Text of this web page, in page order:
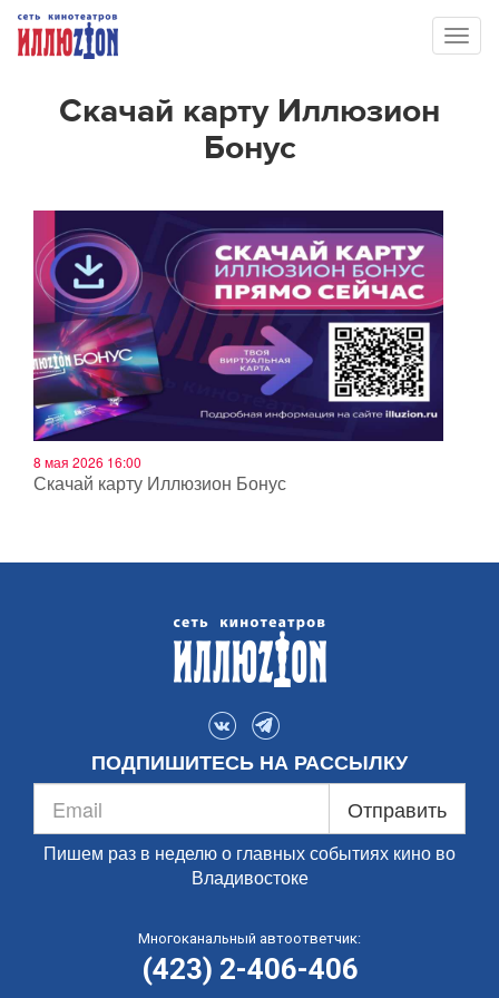
Скачай карту Иллюзион
Бонус
8 мая 2026 16:00
Скачай карту Иллюзион Бонус
ПОДПИШИТЕСЬ НА РАССЫЛКУ
Отправить
Пишем раз в неделю о главных событиях кино во
Владивостоке
Многоканальный автоответчик:
(423) 2-406-406